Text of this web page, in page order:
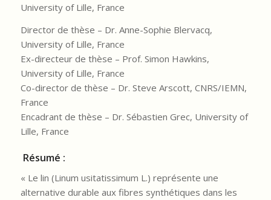
University of Lille, France
Director de thèse – Dr. Anne-Sophie Blervacq,
University of Lille, France
Ex-directeur de thèse – Prof. Simon Hawkins,
University of Lille, France
Co-director de thèse – Dr. Steve Arscott, CNRS/IEMN,
France
Encadrant de thèse – Dr. Sébastien Grec, University of
Lille, France
Résumé :
« Le lin (Linum usitatissimum L.) représente une
alternative durable aux fibres synthétiques dans les